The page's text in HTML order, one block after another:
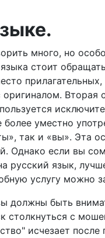
много, но
стоит
Вторая
уместно
так и «вы». Эта
Однако если вы
русский язык,
услугу можно
должны быть
столкнуться с
исчезает